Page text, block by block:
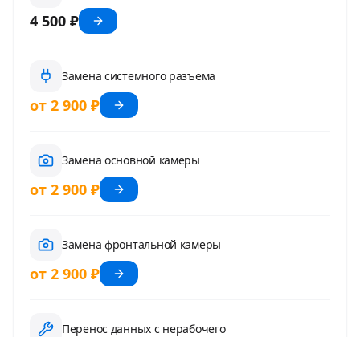
4 500 ₽
Замена системного разъема
от 2 900 ₽
Замена основной камеры
от 2 900 ₽
Замена фронтальной камеры
от 2 900 ₽
Перенос данных с нерабочего